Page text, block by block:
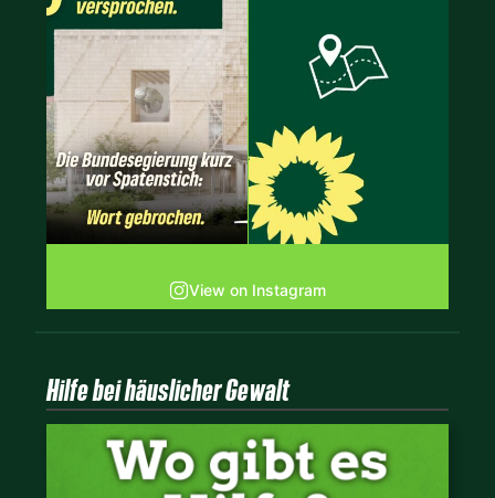
View on Instagram
Hilfe bei häuslicher Gewalt